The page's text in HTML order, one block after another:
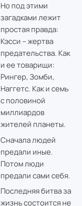
Но под этими
загадками лежит
простая правда:
Кэсси – жертва
предательства. Как
и ее товарищи:
Рингер, Зомби,
Наггетс. Как и семь
с половиной
миллиардов
жителей планеты.
Сначала людей
предали иные.
Потом люди
предали сами себя.
Последняя битва за
жизнь состоится не